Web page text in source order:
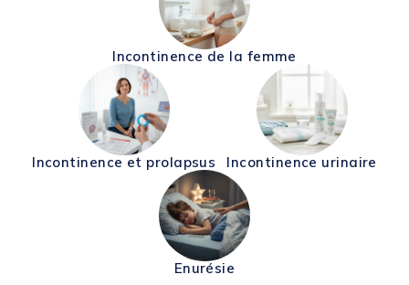
Incontinence de la femme
Incontinence et prolapsus Incontinence urinaire
Enurésie